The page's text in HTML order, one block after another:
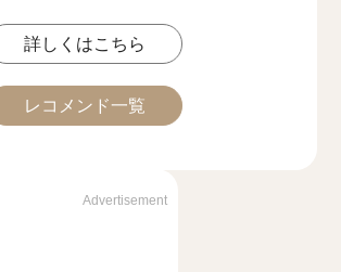
詳しくはこちら
レコメンド一覧
Advertisement